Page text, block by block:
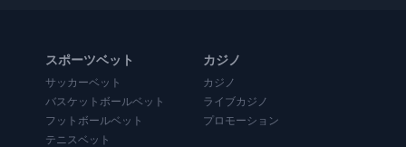
スポーツベット
サッカーベット
バスケットボールベット
フットボールベット
テニスベット
カジノ
カジノ
ライブカジノ
プロモーション